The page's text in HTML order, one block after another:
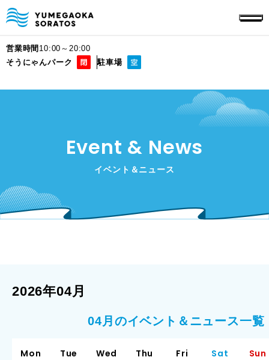
営業時間 10:00～20:00
そうにゃんパーク
駐車場
Event & News
イベント＆ニュース
2026年04月
04月のイベント＆ニュース一
Mon Tue Wed Thu Fri Sat Sun